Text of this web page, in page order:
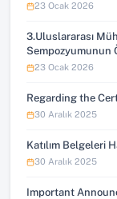
23 Ocak 2026
3.Uluslararası
Sempozyumunun
23 Ocak 2026
Regarding the
30 Aralık 2025
Katılım Belgeleri
30 Aralık 2025
Important